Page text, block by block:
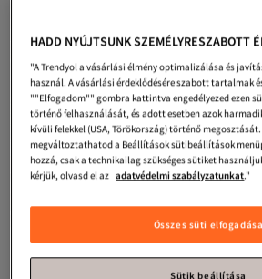
HADD NYÚJTSUNK SZEMÉLYRESZABOTT
"A Trendyol a vásárlási élmény optimalizálása és
használ. A vásárlási érdeklődésére szabott tartalmak
""Elfogadom"" gombra kattintva engedélyezed ezen
történő felhasználását, és adott esetben azok
kívüli felekkel (USA, Törökország) történő
megváltoztathatod a Beállítások sütibeállítások
hozzá, csak a technikailag szükséges sütiket
kérjük, olvasd el az adatvédelmi szabályzatunkat."
Összes süti elfogadása
Sütik beállítása